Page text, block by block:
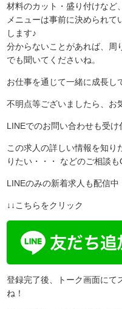
材料のカット・盛り付けなど
メニューは事前に決められ
します♪
分からないことがあれば、周
でも聞いてくださいね。
お仕事を通じて一緒に成長
不明点等ございましたら、
LINEでのお問い合わせも受
この求人の詳しい情報を知り
りたい・・・ などのご相談も
LINEのみの新着求人も配信中
↓↓こちらをクリック
登録完了後、トーク画面にて
ね！